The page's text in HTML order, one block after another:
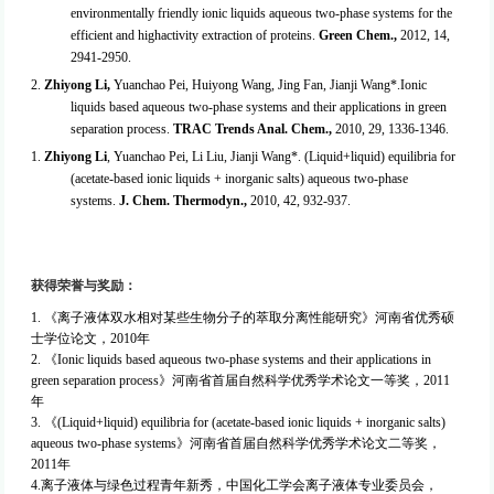
environmentally friendly ionic liquids aqueous two-phase systems for the
efficient and highactivity extraction of proteins.Green Chem., 2012, 14,
2941-2950.
2. Zhiyong Li, Yuanchao Pei, Huiyong Wang, Jing Fan, Jianji Wang*.Ionic
liquids based aqueous two-phase systems and their applications in green
separation process.TRAC Trends Anal. Chem., 2010, 29, 1336-1346.
1. Zhiyong Li Yuanchao Pei, Li Liu, Jianji Wang*. (Liquid+liquid) equilibria for
(acetate-based ionic liquids + inorganic salts) aqueous two-phase
systems. J. Chem. Thermodyn., 2010, 42, 932-937.
获得荣誉与奖励 ：
1.
《离子液体双水相对某些生物分子的萃取分离性能研究》河南省优秀硕
士学位论文，2010年
2.
《Ionic liquids based aqueous two-phase systems and their applications in
green separation process》河南省首届自然科学优秀学术论文一等奖，2011
年
3.
《(Liquid+liquid) equilibria for (acetate-based ionic liquids + inorganic salts)
aqueous two-phase systems》河南省首届自然科学优秀学术论文二等奖，
2011年
4.离子液体与绿色过程青年新秀，中国化工学会离子液体专业委员会，